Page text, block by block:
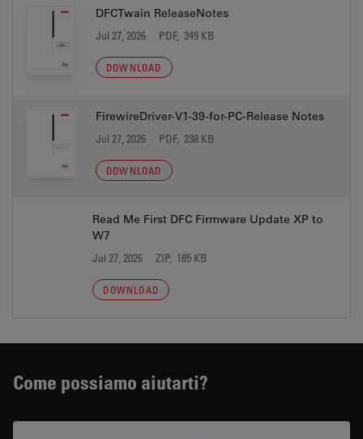
DFCTwain ReleaseNotes
Jul 27, 2026 PDF, 349 KB
DOWNLOAD
FirewireDriver-V1-39-for-PC-Release Notes
Jul 27, 2026 PDF, 238 KB
DOWNLOAD
Read Me First DFC Firmware Update XP to
W7
Jul 27, 2026 ZIP, 185 KB
DOWNLOAD
Come possiamo aiutarti?